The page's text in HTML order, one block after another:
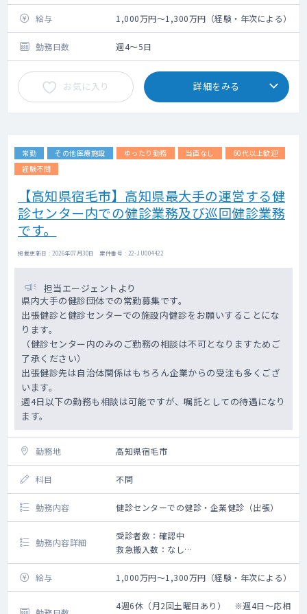
手術数：なし
給与
1,000万円～1,300万円（経験・年次による）
勤務日数 週4～5日
お気に入り 詳細をみる
常勤 その他医療施設 ゆったり勤務 当直なし
60代以上歓迎
経験不問
【高知県宿毛市】高知県最大手の運営する健
診センター内での健診業務及び巡回健診業務
です。
掲載更新日 : 2026年07月30日 案件番号 : 22-JU004422
担当エージェントより
県内大手の健診団体での常勤募集です。
出張健診と健診センターでの施設内健診をお願いすることにな
ります。
（健診センター内のみのご勤務の相談は不可となりますためご
了承ください）
出張健診先は自治体関係はもちろん企業からの受注も多くござ
います。
週4日以下の勤務も相談は可能ですが、嘱託としての待遇になり
ます。
勤務地 高知県宿毛市
科目 不問
勤務内容 健診センターでの健診・企業健診（出張）
勤務内容詳細
受診者数：確認中
救急搬入数：なし
手術数：なし
給与
1,000万円～1,300万円（経験・年次による）
4週6休（月2回土曜日あり） ※週4日～応相